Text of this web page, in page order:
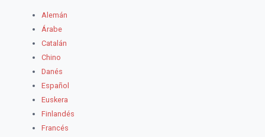
Alemán
Árabe
Catalán
Chino
Danés
Español
Euskera
Finlandés
Francés